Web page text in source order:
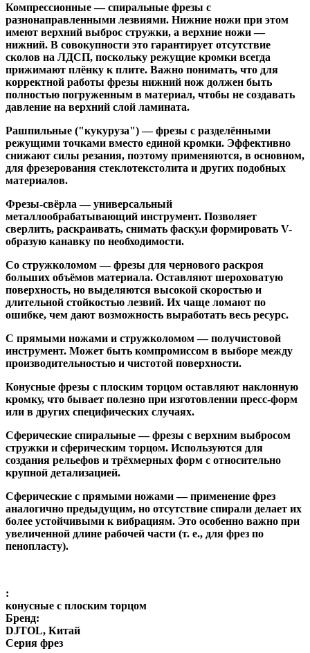
Компрессионные— спиральные фрезы с
разнонаправленными лезвиями. Нижние ножи при этом
имеют верхний выброс стружки, а верхние ножи —
нижний. В совокупности это гарантирует отсутствие
сколов на ЛДСП, поскольку режущие кромки всегда
прижимают плёнку к плите. Важно понимать, что для
корректной работы фрезы нижний нож должен быть
полностью погруженным в материал, чтобы не создавать
давление на верхний слой ламината.
Рашпильные ("кукуруза")— фрезы с разделёнными
режущими точками вместо единой кромки. Эффективно
снижают силы резания, поэтому применяются, в основном,
для фрезерования стеклотекстолита и других подобных
материалов.
Фрезы-свёрла — универсальный
металлообрабатывающий инструмент. Позволяет
сверлить, раскраивать, снимать фаску.и формировать V-
образую канавку по необходимости.
Со стружколомом— фрезы для чернового раскроя
больших объёмов материала. Оставляют шероховатую
поверхность, но выделяются высокой скоростью и
длительной стойкостью лезвий. Их чаще ломают по
ошибке, чем дают возможность выработать весь ресурс.
С прямыми ножами и стружколомом— получистовой
инструмент. Может быть компромиссом в выборе между
производительностью и чистотой поверхности.
Конусные фрезы с плоским торцом оставляют наклонную
кромку, что бывает полезно при изготовлении пресс-форм
или в других специфических случаях.
Сферические спиральные— фрезы с верхним выбросом
стружки и сферическим торцом. Используются для
создания рельефов и трёхмерных форм с относительно
крупной детализацией.
Сферические с прямыми ножами— применение фрез
аналогично предыдущим, но отсутствие спирали делает их
более устойчивыми к вибрациям. Это особенно важно при
увеличенной длине рабочей части (т. е., для фрез по
пенопласту).
:
конусные с плоским торцом
Бренд:
DJTOL, Китай
Серия фрез